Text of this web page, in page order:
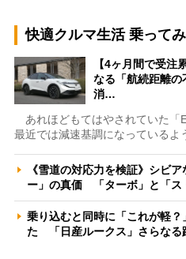
快適クルマ生活 乗って
【4ヶ月間で受注
なる「航続距離の
消…
あれほどもてはやされていた「
最近では減速基調になっているよ
《雪道の対応力を検証》シビ
ー」の真価 「ターボ」と「
乗り込むと同時に「これが軽
た 「日産ルークス」さらな